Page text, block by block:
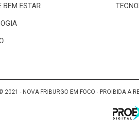
BEM ESTAR
2021 - NOVA FRIBURGO EM FOCO - PROIBIDA A